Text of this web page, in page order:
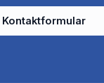
Kontaktformular